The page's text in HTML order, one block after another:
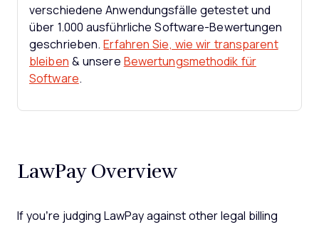
verschiedene Anwendungsfälle getestet und
über 1.000 ausführliche Software-Bewertungen
geschrieben. Erfahren Sie, wie wir transparent
bleiben & unsere Bewertungsmethodik für
Software.
LawPay Overview
If you’re judging LawPay against other legal billing